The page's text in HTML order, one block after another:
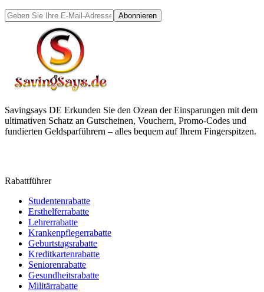
Abonnieren
Savingsays DE Erkunden Sie den Ozean der Einsparungen mit dem
ultimativen Schatz an Gutscheinen, Vouchern, Promo-Codes und
fundierten Geldsparführern – alles bequem auf Ihrem Fingerspitzen.
Rabattführer
Studentenrabatte
Ersthelferrabatte
Lehrerrabatte
Krankenpflegerrabatte
Geburtstagsrabatte
Kreditkartenrabatte
Seniorenrabatte
Gesundheitsrabatte
Militärrabatte